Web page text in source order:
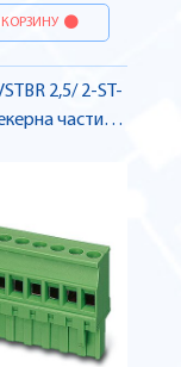
2,5/ 2-ST-
частина